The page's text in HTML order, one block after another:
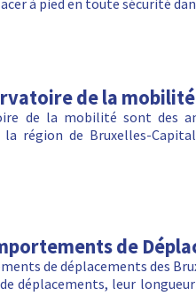
à pied en toute sécurité
de la mobilité
de la mobilité sont des
région de Bruxelles-
de
de déplacements des
déplacements, leur